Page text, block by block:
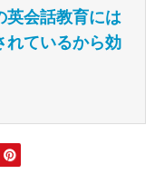
英会話教育には
れているから効